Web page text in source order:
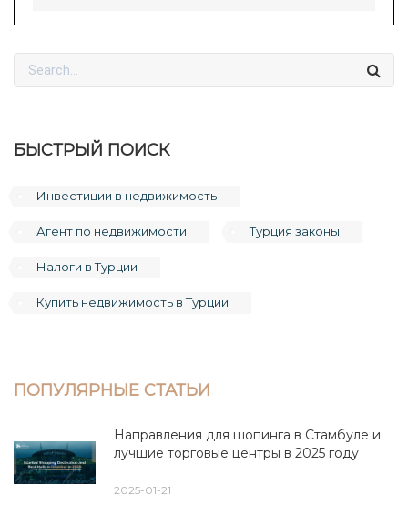
БЫСТРЫЙ ПОИСК
Инвестиции в недвижимость
Агент по недвижимости Турция законы
Налоги в Турции
Купить недвижимость в Турции
ПОПУЛЯРНЫЕ СТАТЬИ
Направления для шопинга в Стамбуле и
лучшие торговые центры в 2025 году
2025-01-21